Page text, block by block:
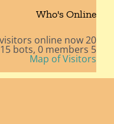
Who's Online
20 visitors online now
5 guests,
15 bots, 0 members
Map of Visitors